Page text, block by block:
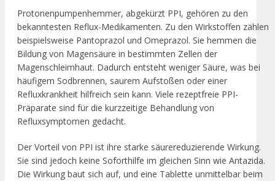
Protonenpumpenhemmer, abgekürzt PPI, gehören zu den
bekanntesten Reflux-Medikamenten. Zu den Wirkstoffen zählen
beispielsweise Pantoprazol und Omeprazol. Sie hemmen die
Bildung von Magensäure in bestimmten Zellen der
Magenschleimhaut. Dadurch entsteht weniger Säure, was bei
häufigem Sodbrennen, saurem Aufstoßen oder einer
Refluxkrankheit hilfreich sein kann. Viele rezeptfreie PPI-
Präparate sind für die kurzzeitige Behandlung von
Refluxsymptomen gedacht.
Der Vorteil von PPI ist ihre starke säurereduzierende Wirkung.
Sie sind jedoch keine Soforthilfe im gleichen Sinn wie Antazida.
Die Wirkung baut sich auf, und eine Tablette unmittelbar beim